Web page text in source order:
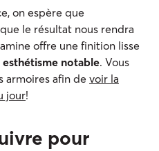
on espère que
le résultat nous rendra
offre une finition lisse
esthétisme notable. Vous
armoires afin de voir la
jour!
pour